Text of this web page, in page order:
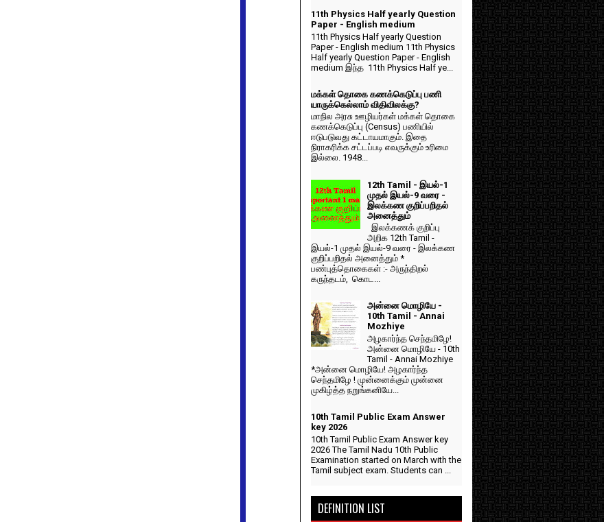
11th Physics Half yearly Question
Paper - English medium
11th Physics Half yearly Question
Paper - English medium 11th Physics
Half yearly Question Paper - English
medium இந்த 11th Physics Half ye...
மக்கள் தொகை கணக்கெடுப்பு பணி
யாருக்கெல்லாம் விதிவிலக்கு?
மாநில அரசு ஊழியர்கள் மக்கள் தொகை
கணக்கெடுப்பு (Census) பணியில்
ஈடுபடுவது கட்டாயமாகும். இதை
நிராகரிக்க சட்டப்படி எவருக்கும் உரிமை
இல்லை. 1948...
12th Tamil - இயல்-1
முதல் இயல்-9 வரை -
இலக்கண குறிப்பறிதல்
அனைத்தும்
இலக்கணக் குறிப்பு
அறிக 12th Tamil -
இயல்-1 முதல் இயல்-9 வரை - இலக்கண
குறிப்பறிதல் அனைத்தும் *
பண்புத்தொகைகள் :- அருந்திறல்
கருந்தடம், கொட...
அன்னை மொழியே -
10th Tamil - Annai
Mozhiye
அழகார்ந்த செந்தமிழே!
அன்னை மொழியே - 10th
Tamil - Annai Mozhiye
*அன்னை மொழியே! அழகார்ந்த
செந்தமிழே ! முன்னைக்கும் முன்னை
முகிழ்த்த நறுங்கனியே...
10th Tamil Public Exam Answer
key 2026
10th Tamil Public Exam Answer key
2026 The Tamil Nadu 10th Public
Examination started on March with the
Tamil subject exam. Students can ...
DEFINITION LIST